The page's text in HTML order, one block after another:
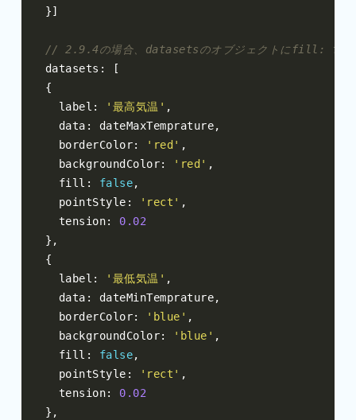
}]
// 2.9.4の場合、datasetsのオブジェクトにfill: false
datasets :
[
{
  label
: '最高気温' ,
  data
: dateMaxTemprature,
  borderColor
: 'red' ,
  backgroundColor
: 'red' ,
  fill
: false,
  pointStyle
: 'rect' ,
  tension
:
0.02
},
{
  label
: '最低気温' ,
  data
: dateMinTemprature,
  borderColor
: 'blue' ,
  backgroundColor
: 'blue' ,
  fill
: false,
  pointStyle
: 'rect' ,
  tension
:
0.02
},